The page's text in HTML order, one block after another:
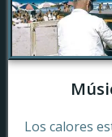
Los calores